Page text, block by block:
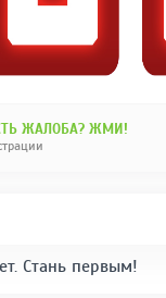
ЖАЛОБА? ЖМИ!
Стань первым!